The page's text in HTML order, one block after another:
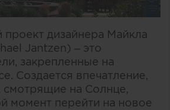
дизайнера Майкла
Jantzen) – это
закрепленные на
Создается впечатление,
смотрящие на Солнце,
момент перейти на новое